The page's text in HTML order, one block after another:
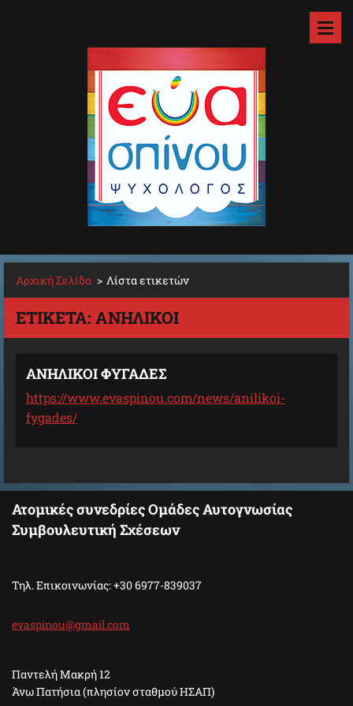
Αρχική Σελίδα > Λίστα ετικετών
ΕΤΙΚΈΤΑ: ΑΝΉΛΙΚΟΙ
ΑΝΗΛΙΚΟΙ ΦΥΓΑΔΕΣ
https://www.evaspinou.com/news/anilikoi-
fygades/
Ατομικές συνεδρίες Ομάδες Αυτογνωσίας
Συμβουλευτική Σχέσεων
Τηλ. Επικοινωνίας: +30 6977-839037
evaspinou@gmail.com
Παντελή Μακρή 12
Άνω Πατήσια (πλησίον σταθμού ΗΣΑΠ)